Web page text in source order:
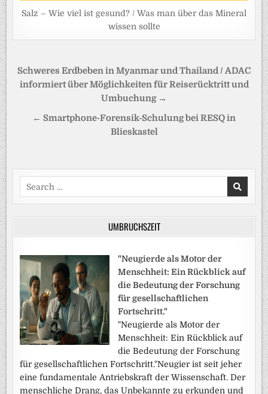
Salz – Wie viel ist gesund? / Was man über das Mineral
wissen sollte
Beitragsnavigation
Schweres Erdbeben in Myanmar und Thailand / ADAC
informiert über Möglichkeiten für Reiserücktritt und
Umbuchung →
← Smartphone-Forensik-Schulung bei RESQ in
Blieskastel
Search
for:
UMBRUCHSZEIT
"Neugierde als Motor der
Menschheit: Ein Rückblick auf
die Bedeutung der Forschung
für gesellschaftlichen
Fortschritt."
"Neugierde als Motor der
Menschheit: Ein Rückblick auf
die Bedeutung der Forschung
für gesellschaftlichen Fortschritt."Neugier ist seit jeher
eine fundamentale Antriebskraft der Wissenschaft. Der
menschliche Drang, das Unbekannte zu erkunden und